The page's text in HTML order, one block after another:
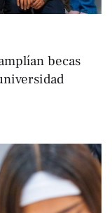
becas